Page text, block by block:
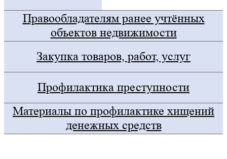
Правообладателям ранее учтённых
объектов недвижимости
Закупка товаров, работ, услуг
Профилактика преступности
Материалы по профилактике хищений
денежных средств